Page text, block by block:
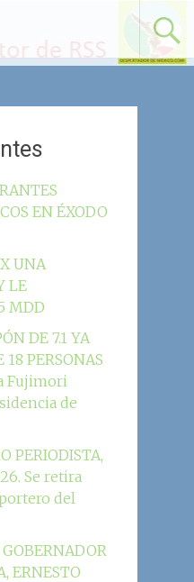
EN ÉXODO
UNA
LE
MDD
DE 7.1 YA
PERSONAS
Fujimori
de
PERIODISTA,
Se retira
del
ERNESTO